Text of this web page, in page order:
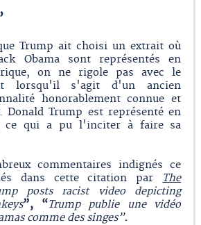
Trump ait choisi un extrait où
Obama sont représentés en
on ne rigole pas avec le
lorsqu'il s'agit d'un ancien
honorablement connue et
Donald Trump est représenté en
ce qui a pu l'inciter à faire sa
commentaires indignés ce
dans cette citation par The
posts racist video depicting
”, “Trump publie une vidéo
comme des singes”.